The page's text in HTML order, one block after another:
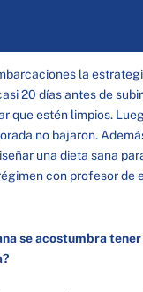
la
20 días antes de
que estén limpios.
no bajaron.
una dieta sana
con profesor de
se acostumbra